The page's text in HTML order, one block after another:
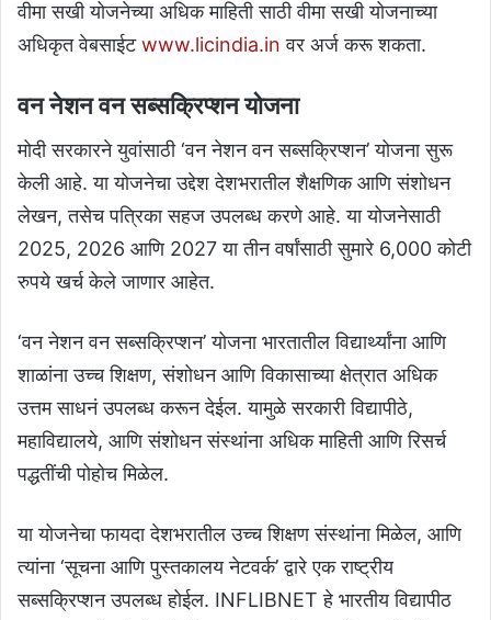
वीमा सखी योजनेच्या अधिक माहिती साठी वीमा सखी योजनाच्या
अधिकृत वेबसाईटwww.licindia.in वर अर्ज करू शकता.
वन नेशन वन सब्सक्रिप्शन योजना
मोदी सरकारने युवांसाठी ‘वन नेशन वन सब्सक्रिप्शन’ योजना सुरू
केली आहे. या योजनेचा उद्देश देशभरातील शैक्षणिक आणि संशोधन
लेखन, तसेच पत्रिका सहज उपलब्ध करणे आहे. या योजनेसाठी
2025, 2026 आणि 2027 या तीन वर्षांसाठी सुमारे 6,000 कोटी
रुपये खर्च केले जाणार आहेत.
‘वन नेशन वन सब्सक्रिप्शन’ योजना भारतातील विद्यार्थ्यांना आणि
शाळांना उच्च शिक्षण, संशोधन आणि विकासाच्या क्षेत्रात अधिक
उत्तम साधनं उपलब्ध करून देईल. यामुळे सरकारी विद्यापीठे,
महाविद्यालये, आणि संशोधन संस्थांना अधिक माहिती आणि रिसर्च
पद्धतींची पोहोच मिळेल.
या योजनेचा फायदा देशभरातील उच्च शिक्षण संस्थांना मिळेल, आणि
त्यांना ‘सूचना आणि पुस्तकालय नेटवर्क’ द्वारे एक राष्ट्रीय
सब्सक्रिप्शन उपलब्ध होईल. INFLIBNET हे भारतीय विद्यापीठ